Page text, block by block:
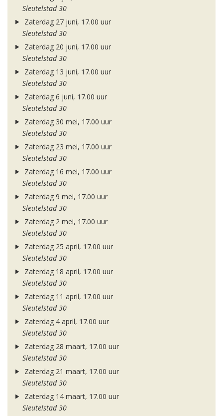
Sleutelstad 30
Zaterdag 27 juni, 17.00 uur
Sleutelstad 30
Zaterdag 20 juni, 17.00 uur
Sleutelstad 30
Zaterdag 13 juni, 17.00 uur
Sleutelstad 30
Zaterdag 6 juni, 17.00 uur
Sleutelstad 30
Zaterdag 30 mei, 17.00 uur
Sleutelstad 30
Zaterdag 23 mei, 17.00 uur
Sleutelstad 30
Zaterdag 16 mei, 17.00 uur
Sleutelstad 30
Zaterdag 9 mei, 17.00 uur
Sleutelstad 30
Zaterdag 2 mei, 17.00 uur
Sleutelstad 30
Zaterdag 25 april, 17.00 uur
Sleutelstad 30
Zaterdag 18 april, 17.00 uur
Sleutelstad 30
Zaterdag 11 april, 17.00 uur
Sleutelstad 30
Zaterdag 4 april, 17.00 uur
Sleutelstad 30
Zaterdag 28 maart, 17.00 uur
Sleutelstad 30
Zaterdag 21 maart, 17.00 uur
Sleutelstad 30
Zaterdag 14 maart, 17.00 uur
Sleutelstad 30